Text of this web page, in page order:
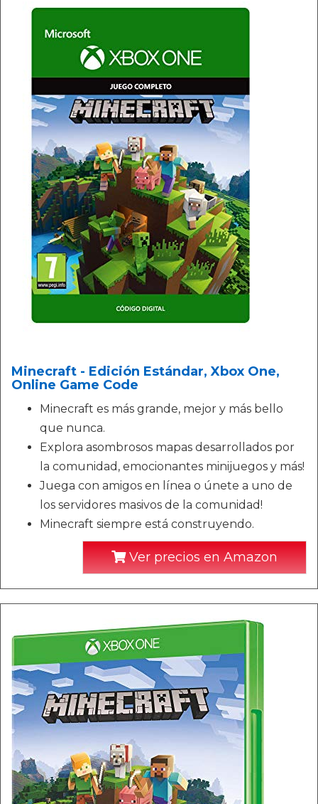
Minecraft - Edición Estándar, Xbox One,
Online Game Code
Minecraft es más grande, mejor y más bello
que nunca.
Explora asombrosos mapas desarrollados por
la comunidad, emocionantes minijuegos y más!
Juega con amigos en línea o únete a uno de
los servidores masivos de la comunidad!
Minecraft siempre está construyendo.
Ver precios en Amazon